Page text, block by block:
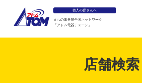
個人の皆さんへ
まちの電器屋全国ネットワーク
「アトム電器チェーン」
店舗検索